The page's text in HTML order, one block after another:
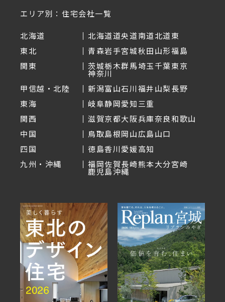
エリア別：住宅会社一覧
北海道 北海道道央道南道北道東
東北
青森岩手宮城秋田山形福島
関東
茨城栃木群馬埼玉千葉東京
神奈川
甲信越・北陸
新潟富山石川福井山梨長野
東海
岐阜静岡愛知三重
関西
滋賀京都大阪兵庫奈良和歌山
中国
鳥取島根岡山広島山口
四国
徳島香川愛媛高知
九州・沖縄
福岡佐賀長崎熊本大分宮崎
鹿児島沖縄